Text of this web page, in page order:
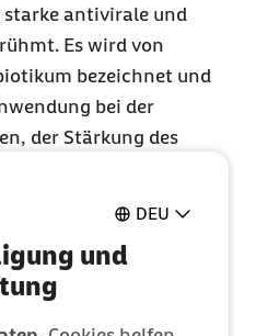
DEU
und
antivirale und
Es wird von
bezeichnet und
bei der
der Stärkung des
von
Nektar
der Bienenkönigin,
wird wegen seiner